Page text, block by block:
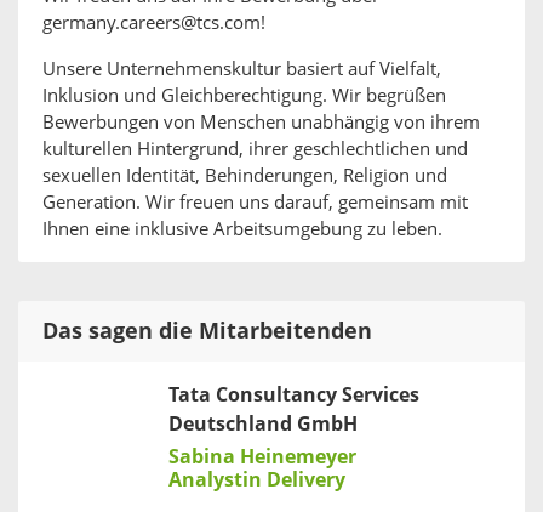
germany.careers@tcs.com!
Unsere Unternehmenskultur basiert auf Vielfalt,
Inklusion und Gleichberechtigung. Wir begrüßen
Bewerbungen von Menschen unabhängig von ihrem
kulturellen Hintergrund, ihrer geschlechtlichen und
sexuellen Identität, Behinderungen, Religion und
Generation. Wir freuen uns darauf, gemeinsam mit
Ihnen eine inklusive Arbeitsumgebung zu leben.
Das sagen die Mitarbeitenden
Tata Consultancy Services
Deutschland GmbH
Sabina Heinemeyer
Analystin Delivery